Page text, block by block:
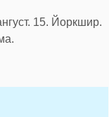
15. Йоркшир.